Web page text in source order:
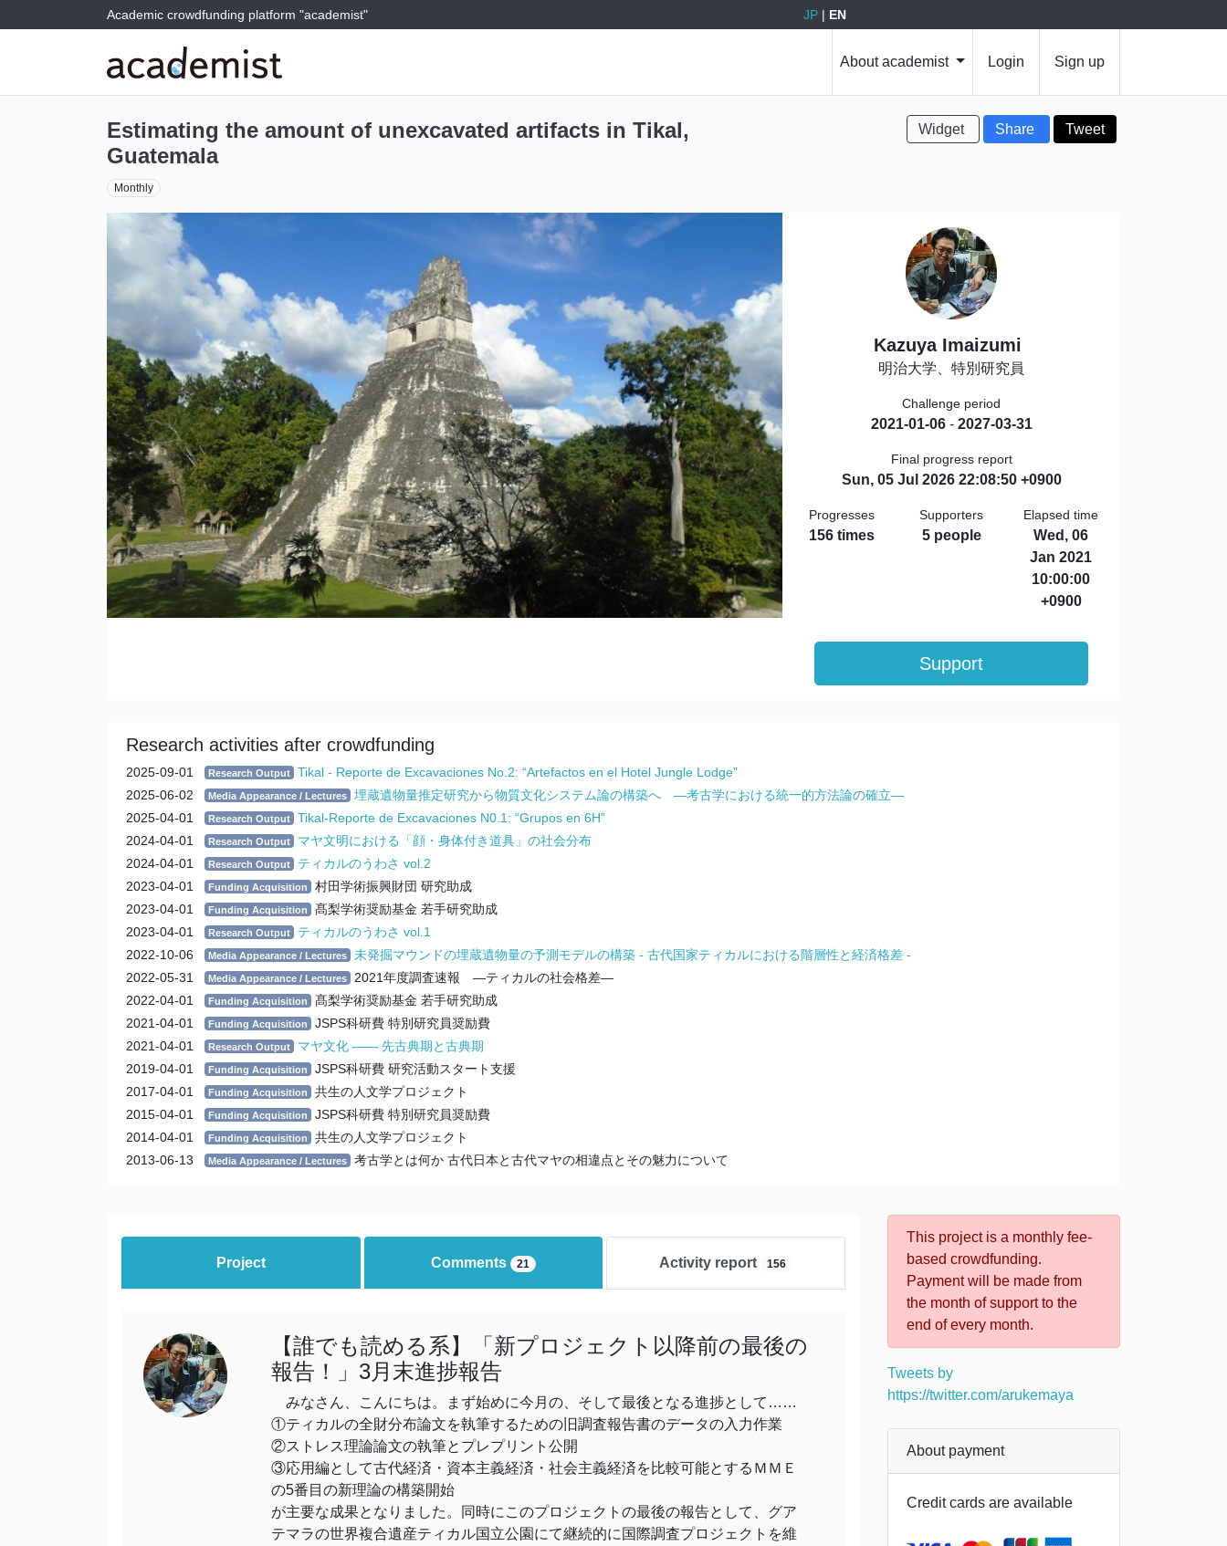
Academic crowdfunding platform "academist" JP| EN
About academist Login Sign up
Estimating the amount of unexcavated artifacts in Tikal,
Guatemala
Monthly
Widget Share Tweet
Kazuya Imaizumi
明治大学、特別研究員
Challenge period
2021-01-06- 2027-03-31
Final progress report
Sun, 05 Jul 2026 22:08:50 +0900
Progresses
156 times
Supporters
5 people
Elapsed time
Wed, 06
Jan 2021
10:00:00
+0900
Support
Research activities after crowdfunding
2025-09-01 Research Output
Tikal - Reporte de Excavaciones No.2: “Artefactos en el Hotel Jungle Lodge”
2025-06-02
Media Appearance / Lectures
埋蔵遺物量推定研究から物質文化システム論の構築へ ―考古学における統一的方法論の確立―
2025-04-01
Research Output
Tikal-Reporte de Excavaciones N0.1: “Grupos en 6H”
2024-04-01
Research Output
マヤ文明における「顔・身体付き道具」の社会分布
2024-04-01
Research Output
ティカルのうわさ vol.2
2023-04-01
Funding Acquisition
村田学術振興財団 研究助成
2023-04-01
Funding Acquisition
髙梨学術奨励基金 若手研究助成
2023-04-01
Research Output
ティカルのうわさ vol.1
2022-10-06
Media Appearance / Lectures
未発掘マウンドの埋蔵遺物量の予測モデルの構築 - 古代国家ティカルにおける階層性と経済格差 -
2022-05-31
Media Appearance / Lectures
2021年度調査速報 —ティカルの社会格差—
2022-04-01
Funding Acquisition
髙梨学術奨励基金 若手研究助成
2021-04-01
Funding Acquisition
JSPS科研費 特別研究員奨励費
2021-04-01
Research Output
マヤ文化 ―― 先古典期と古典期
2019-04-01
Funding Acquisition
JSPS科研費 研究活動スタート支援
2017-04-01
Funding Acquisition
共生の人文学プロジェクト
2015-04-01
Funding Acquisition
JSPS科研費 特別研究員奨励費
2014-04-01
Funding Acquisition
共生の人文学プロジェクト
2013-06-13
Media Appearance / Lectures 考古学とは何か 古代日本と古代マヤの相違点とその魅力について
Project Comments 21 Activity report 156
【誰でも読める系】「新プロジェクト以降前の最後の
報告！」3月末進捗報告
みなさん、こんにちは。まず始めに今月の、そして最後となる進捗として……
①ティカルの全財分布論文を執筆するための旧調査報告書のデータの入力作業
②ストレス理論論文の執筆とプレプリント公開
③応用編として古代経済・資本主義経済・社会主義経済を比較可能とするＭＭＥ
の5番目の新理論の構築開始
が主要な成果となりました。同時にこのプロジェクトの最後の報告として、グア
テマラの世界複合遺産ティカル国立公園にて継続的に国際調査プロジェクトを維
This project is a monthly fee-
based crowdfunding.
Payment will be made from
the month of support to the
end of every month.
Tweets by
https://twitter.com/arukemaya
About payment
Credit cards are available